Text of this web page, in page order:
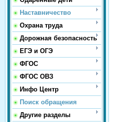
Наставничество
Охрана труда
Дорожная безопасность
ЕГЭ и ОГЭ
ФГОС
ФГОС ОВЗ
Инфо Центр
Поиск обращения
Другие разделы